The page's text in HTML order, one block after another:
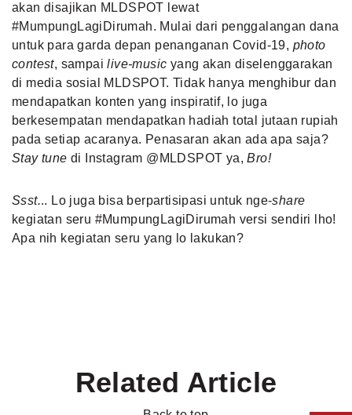
akan disajikan MLDSPOT lewat
#MumpungLagiDirumah. Mulai dari penggalangan dana
untuk para garda depan penanganan Covid-19, photo
contest, sampailive-music yang akan diselenggarakan
di media sosial MLDSPOT. Tidak hanya menghibur dan
mendapatkan konten yang inspiratif, lo juga
berkesempatan mendapatkan hadiah total jutaan rupiah
pada setiap acaranya. Penasaran akan ada apa saja?
Stay tune di Instagram @MLDSPOT ya,Bro!
Ssst... Lo juga bisa berpartisipasi untuk nge-share
kegiatan seru #MumpungLagiDirumah versi sendiri lho!
Apa nih kegiatan seru yang lo lakukan?
Related Article